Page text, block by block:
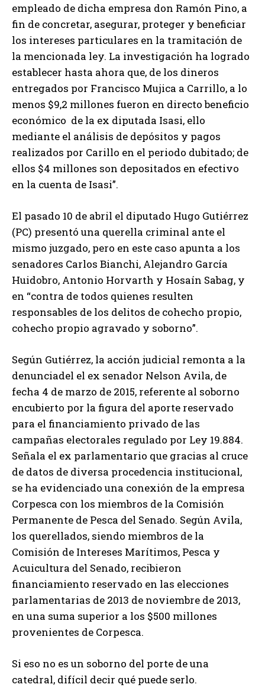
empleado de dicha empresa don Ramón Pino, a
fin de concretar, asegurar, proteger y beneficiar
los intereses particulares en la tramitación de
la mencionada ley. La investigación ha logrado
establecer hasta ahora que, de los dineros
entregados por Francisco Mujica a Carrillo, a lo
menos $9,2 millones fueron en directo beneficio
económico de la ex diputada Isasi, ello
mediante el análisis de depósitos y pagos
realizados por Carillo en el periodo dubitado; de
ellos $4 millones son depositados en efectivo
en la cuenta de Isasi”.
El pasado 10 de abril el diputado Hugo Gutiérrez
(PC) presentó una querella criminal ante el
mismo juzgado, pero en este caso apunta a los
senadores Carlos Bianchi, Alejandro García
Huidobro, Antonio Horvarth y Hosaín Sabag, y
en “contra de todos quienes resulten
responsables de los delitos de cohecho propio,
cohecho propio agravado y soborno”.
Según Gutiérrez, la acción judicial remonta a la
denunciadel el ex senador Nelson Avila, de
fecha 4 de marzo de 2015, referente al soborno
encubierto por la figura del aporte reservado
para el financiamiento privado de las
campañas electorales regulado por Ley 19.884.
Señala el ex parlamentario que gracias al cruce
de datos de diversa procedencia institucional,
se ha evidenciado una conexión de la empresa
Corpesca con los miembros de la Comisión
Permanente de Pesca del Senado. Según Avila,
los querellados, siendo miembros de la
Comisión de Intereses Marítimos, Pesca y
Acuicultura del Senado, recibieron
financiamiento reservado en las elecciones
parlamentarias de 2013 de noviembre de 2013,
en una suma superior a los $500 millones
provenientes de Corpesca.
Si eso no es un soborno del porte de una
catedral, difícil decir qué puede serlo.